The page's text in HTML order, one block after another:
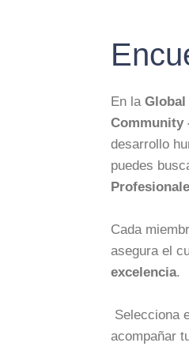
En la Global
Community
desarrollo
puedes
Cada
asegura el
excelencia.
Selecciona
acompañar